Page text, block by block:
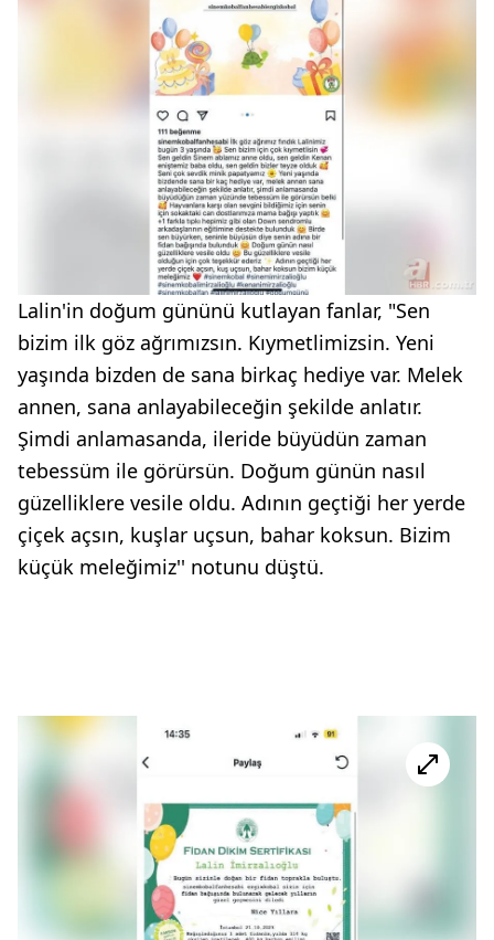
Lalin'in doğum gününü kutlayan fanlar, "Sen
bizim ilk göz ağrımızsın. Kıymetlimizsin. Yeni
yaşında bizden de sana birkaç hediye var. Melek
annen, sana anlayabileceğin şekilde anlatır.
Şimdi anlamasanda, ileride büyüdün zaman
tebessüm ile görürsün. Doğum günün nasıl
güzelliklere vesile oldu. Adının geçtiği her yerde
çiçek açsın, kuşlar uçsun, bahar koksun. Bizim
küçük meleğimiz'' notunu düştü.